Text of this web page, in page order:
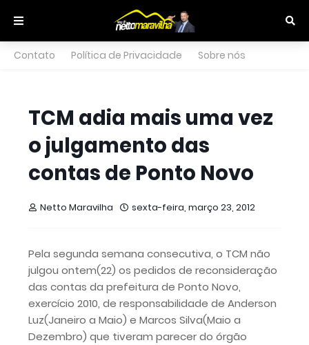
Contato Política de Privacidade Sobre nós
TCM adia mais uma vez
o julgamento das
contas de Ponto Novo
Netto Maravilha sexta-feira, março 23, 2012
Pela segunda semana consecutiva, o TCM não
julgou ontem(22) os pedidos de reconsideração
das contas da prefeitura de Ponto Novo,
exercício 2010, de responsabilidade de Anderson
Luz(Janeiro a Maio) e Marcos Silva(Maio a
Dezembro) que tiveram parecer do órgão